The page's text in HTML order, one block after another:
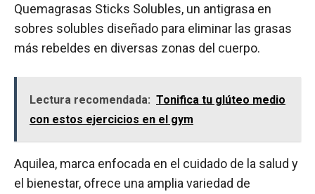
Quemagrasas Sticks Solubles, un antigrasa en
sobres solubles diseñado para eliminar las grasas
más rebeldes en diversas zonas del cuerpo.
Lectura recomendada: Tonifica tu glúteo medio
con estos ejercicios en el gym
Aquilea, marca enfocada en el cuidado de la salud y
el bienestar, ofrece una amplia variedad de